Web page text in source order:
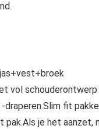
vol schouderontwerp
draperen.Slim fit
pak.Als je het aanzet,